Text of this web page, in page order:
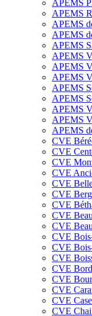
APEMS
APEMS
APEMS
APEMS
APEMS
APEMS
APEMS
APEMS
APEMS
APEMS
APEMS
APEMS
APEMS
CVE
CVE
CVE
CVE
CVE
CVE
CVE
CVE
CVE
CVE
CVE
CVE
CVE
CVE
CVE
CVE
CVE